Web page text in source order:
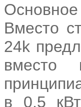
Вместо
24k
в 0,5